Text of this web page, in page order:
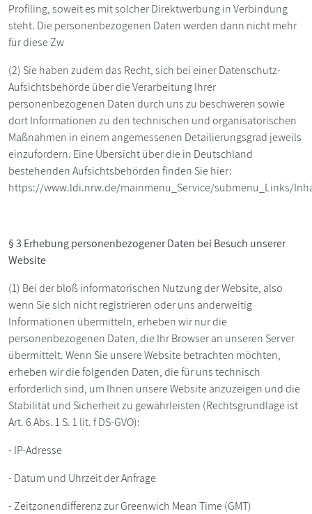
Profiling, soweit es mit solcher Direktwerbung in Verbindung
steht. Die personenbezogenen Daten werden dann nicht mehr
für diese Zw
(2) Sie haben zudem das Recht, sich bei einer Datenschutz-
Aufsichtsbehörde über die Verarbeitung Ihrer
personenbezogenen Daten durch uns zu beschweren sowie
dort Informationen zu den technischen und organisatorischen
Maßnahmen in einem angemessenen Detailierungsgrad jeweils
einzufordern. Eine Übersicht über die in Deutschland
bestehenden Aufsichtsbehörden finden Sie hier:
https://www.ldi.nrw.de/mainmenu_Service/submenu_Links/
§ 3 Erhebung personenbezogener Daten bei Besuch unserer
Website
(1) Bei der bloß informatorischen Nutzung der Website, also
wenn Sie sich nicht registrieren oder uns anderweitig
Informationen übermitteln, erheben wir nur die
personenbezogenen Daten, die Ihr Browser an unseren Server
übermittelt. Wenn Sie unsere Website betrachten möchten,
erheben wir die folgenden Daten, die für uns technisch
erforderlich sind, um Ihnen unsere Website anzuzeigen und die
Stabilität und Sicherheit zu gewährleisten (Rechtsgrundlage ist
Art. 6 Abs. 1 S. 1 lit. f DS-GVO):
- IP-Adresse
- Datum und Uhrzeit der Anfrage
- Zeitzonendifferenz zur Greenwich Mean Time (GMT)